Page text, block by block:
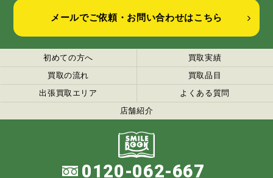
メールでご依頼・お問い合わせはこちら
初めての方へ
買取実績
買取の流れ
買取品目
出張買取エリア
よくある質問
店舗紹介
0120-062-667